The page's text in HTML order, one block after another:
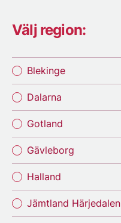
Välj region:
Blekinge
Dalarna
Gotland
Gävleborg
Halland
Jämtland Härjedalen